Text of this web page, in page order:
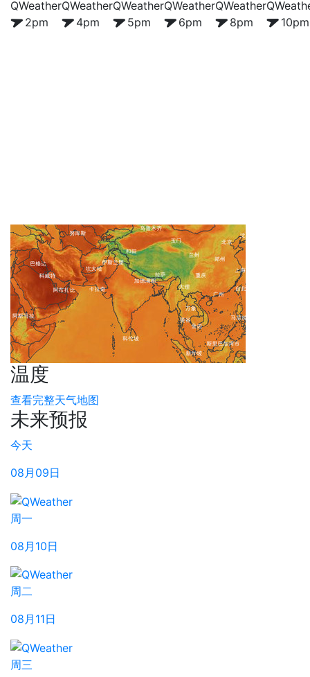
2pm 4pm 5pm 6pm 8pm 10pm
温度
查看完整天气地图
未来预报
今天
08月09日
周一
08月10日
周二
08月11日
周三